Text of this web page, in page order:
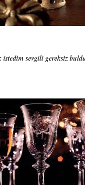
sevgili gereksiz